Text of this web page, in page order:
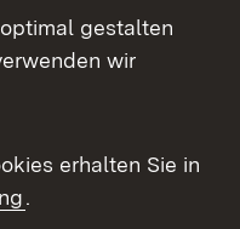
gestalten
wir
erhalten Sie in
.